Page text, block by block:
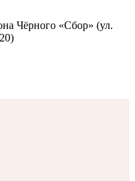
Чёрного «Сбор» (ул.